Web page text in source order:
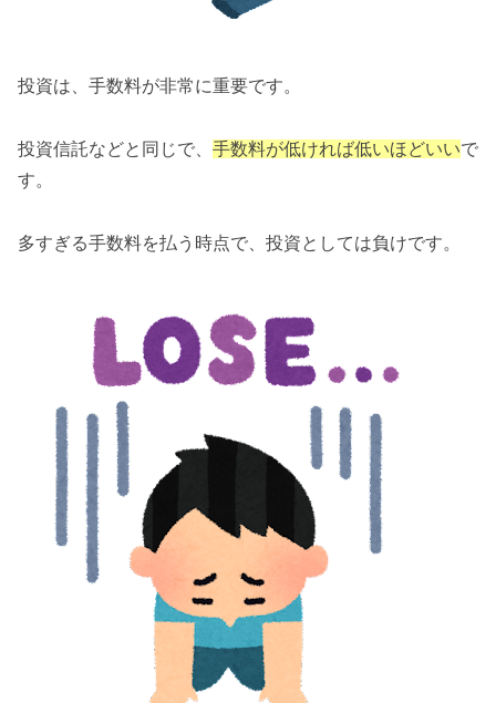
投資は、手数料が非常に重要です。
投資信託などと同じで、 手数料が低ければ低いほどいいで
す。
多すぎる手数料を払う時点で、投資としては負けです。